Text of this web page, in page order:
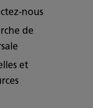
nous
de
et